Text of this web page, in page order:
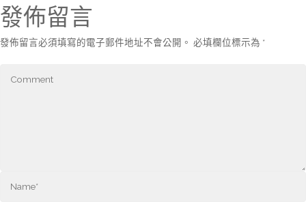
發佈留言
發佈留言必須填寫的電子郵件地址不會公開。 必填欄位標示為 *